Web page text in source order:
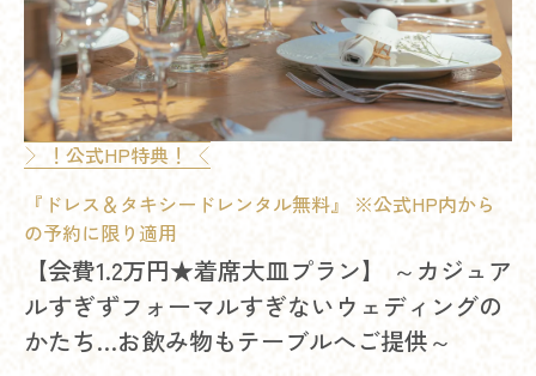
＊料金＊ 660,000円 /30名 ＊自己負担＊ なし ＊招待人数＊
込） ◇◆このプランに含まれるもの◆◇ お料理／フリード
プロ司会者／ヘアメイク／スナップ撮影300カット／装花
ス料／プランニング料／ミュージックオペレーター／音
持込料
プランを相談する
！公式HP特典！
『ドレス＆タキシードレンタル無料』 ※公式HP内から
の予約に限り適用
【会費1.2万円★着席大皿プラン】 ～カジュア
ルすぎずフォーマルすぎないウェディングの
かたち…お飲み物もテーブルへご提供～